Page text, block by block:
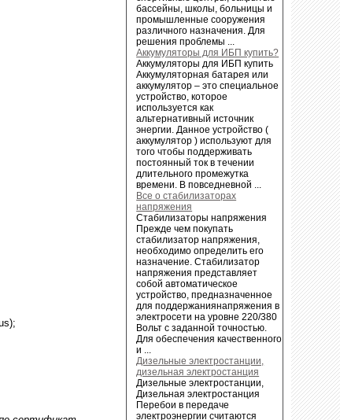
бассейны, школы, больницы и
промышленные сооружения
различного назначения. Для
решения проблемы ...
Аккумуляторы для ИБП купить?
Аккумуляторы для ИБП купить
Аккумуляторная батарея или
аккумулятор – это специальное
устройство, которое
используется как
альтернативный источник
энергии. Данное устройство (
аккумулятор ) используют для
того чтобы поддерживать
постоянный ток в течении
длительного промежутка
времени. В повседневной ...
Все о стабилизаторах
напряжения
Стабилизаторы напряжения
Прежде чем покупать
стабилизатор напряжения,
необходимо определить его
назначение. Стабилизатор
напряжения представляет
собой автоматическое
устройство, предназначенное
для поддержаниянапряжения в
электросети на уровне 220/380
Вольт с заданной точностью.
Для обеспечения качественного
и ...
Дизельные электростанции,
дизельная электростанция
Дизельные электростанции,
Дизельная электростанция
Перебои в передаче
электроэнергии считаются